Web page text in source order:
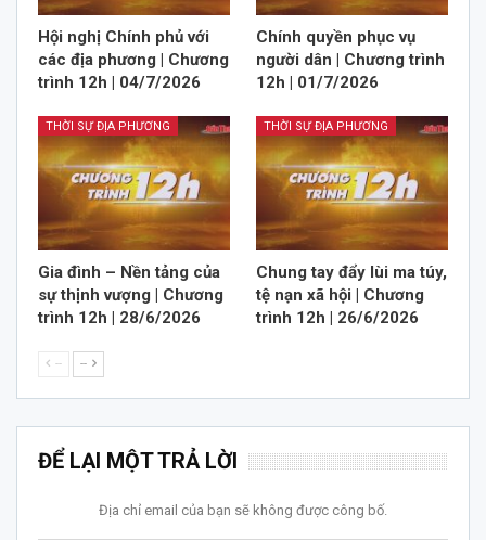
Hội nghị Chính phủ với
các địa phương | Chương
trình 12h | 04/7/2026
Chính quyền phục vụ
người dân | Chương trình
12h | 01/7/2026
THỜI SỰ ĐỊA PHƯƠNG
Gia đình – Nền tảng của
sự thịnh vượng | Chương
trình 12h | 28/6/2026
THỜI SỰ ĐỊA PHƯƠNG
Chung tay đẩy lùi ma túy,
tệ nạn xã hội | Chương
trình 12h | 26/6/2026
-- --
ĐỂ LẠI MỘT TRẢ LỜI
Địa chỉ email của bạn sẽ không được công bố.